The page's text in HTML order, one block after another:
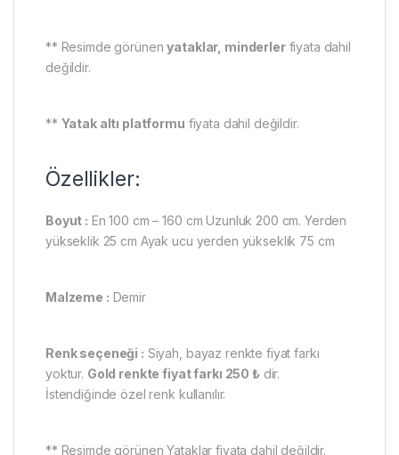
** Resimde görünenyataklar, minderlerfiyata dahil
değildir.
** Yatak altı platformu fiyata dahil değildir.
Özellikler:
Boyut : En 100 cm – 160 cm Uzunluk 200 cm. Yerden
yükseklik 25 cm Ayak ucu yerden yükseklik 75 cm
Malzeme : Demir
Renk seçeneği : Siyah, bayaz renkte fiyat farkı
yoktur. Gold renkte fiyat farkı 250 ₺ dir.
İstendiğinde özel renk kullanılır.
** Resimde görünen Yataklar fiyata dahil değildir.